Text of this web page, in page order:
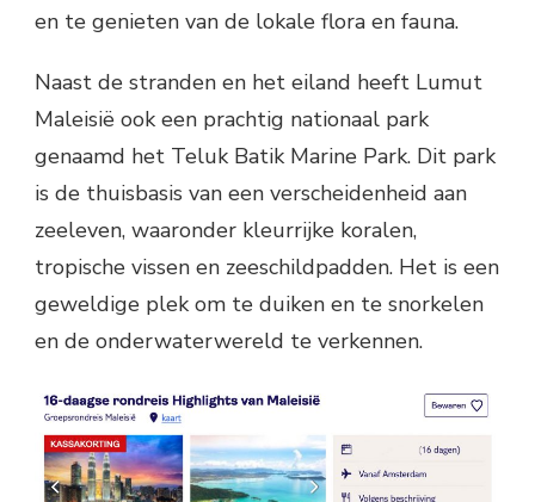
en te genieten van de lokale flora en fauna.
Naast de stranden en het eiland heeft Lumut
Maleisië ook een prachtig nationaal park
genaamd het Teluk Batik Marine Park. Dit park
is de thuisbasis van een verscheidenheid aan
zeeleven, waaronder kleurrijke koralen,
tropische vissen en zeeschildpadden. Het is een
geweldige plek om te duiken en te snorkelen
en de onderwaterwereld te verkennen.